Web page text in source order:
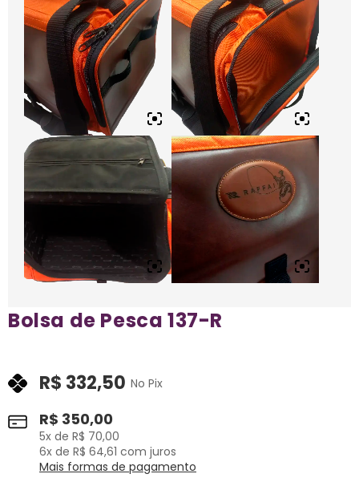
Bolsa de Pesca 137-R
R$ 350,00
5x de R$ 70,00
6x de R$ 64,61 com juros
Mais formas de pagamento
R$ 332,50 No Pix